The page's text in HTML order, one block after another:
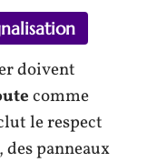
doivent
comme
le respect
panneaux